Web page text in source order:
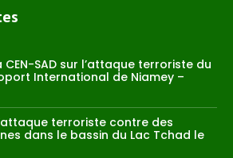
SAD sur l’attaque terroriste du
International de Niamey –
terroriste contre des
dans le bassin du Lac Tchad le